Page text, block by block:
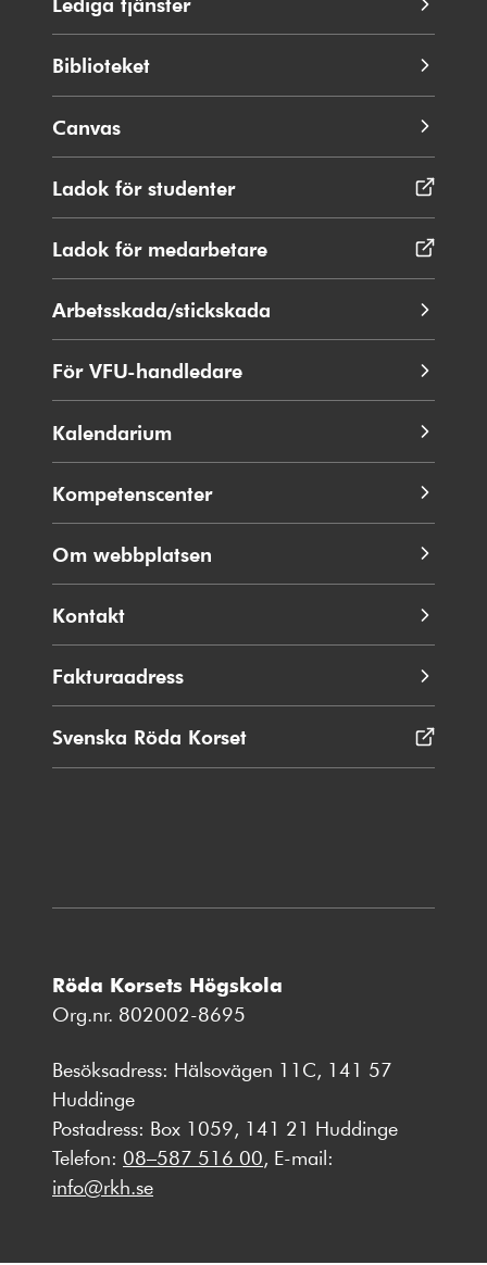
Biblioteket
Canvas
Ladok för studenterÖppnas
i
fönster
Ladok för medarbetare
i
fönster
Arbetsskada/stickskada
För VFU-handledare
Kalendarium
Kompetenscenter
Om webbplatsen
Kontakt
Fakturaadress
Svenska Röda Korset
i
Röda Korsets Högskola
Org.nr. 802002-8695
Besöksadress: Hälsovägen 11C, 141 57
Huddinge
Postadress: Box 1059, 141 21 Huddinge
Telefon: 08–587 516 00, E-mail:
info@rkh.se